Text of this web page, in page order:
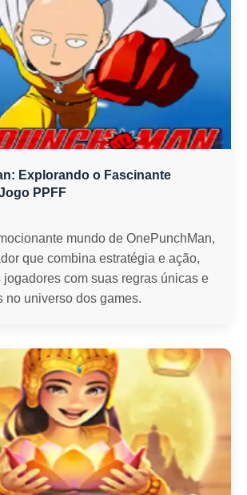
Explorando o Fascinante
PPFF
mundo de OnePunchMan,
que combina estratégia e ação,
com suas regras únicas e
no universo dos games.